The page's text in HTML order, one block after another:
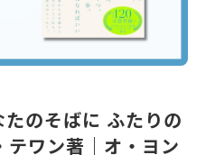
たのそばに ふたりの
ワン著｜オ・ヨン